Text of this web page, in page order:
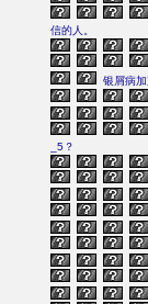
信的人。
银屑病
_5？